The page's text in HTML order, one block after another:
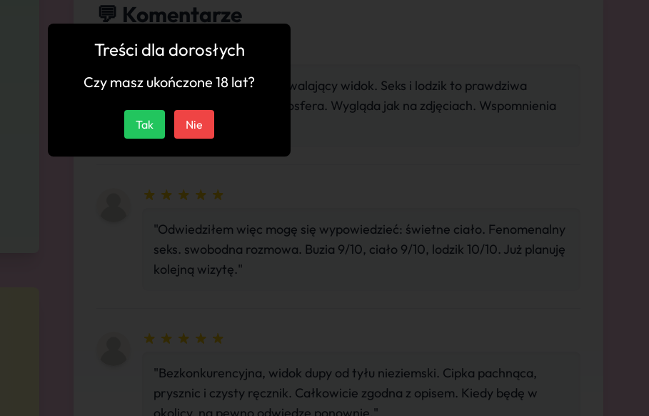
💬 Komentarze
"Zjawiskowo piękna, Powalający widok. Seks i lodzik to prawdziwa
rozkosz. swobodna atmosfera. Wygląda jak na zdjęciach. Wspomnienia
do końca życia."
"Odwiedziłem więc mogę się wypowiedzieć: świetne ciało. Fenomenalny
seks. swobodna rozmowa. Buzia 9/10, ciało 9/10, lodzik 10/10. Już planuję
kolejną wizytę."
"Bezkonkurencyjna, widok dupy od tyłu nieziemski. Cipka pachnąca,
prysznic i czysty ręcznik. Całkowicie zgodna z opisem. Kiedy będę w
Treści dla dorosłych
Czy masz ukończone 18 lat?
Tak Nie